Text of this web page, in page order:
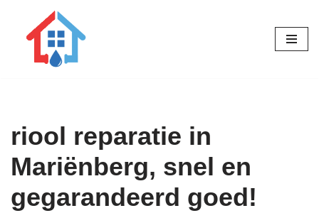
riool reparatie in
Mariënberg, snel en
gegarandeerd goed!